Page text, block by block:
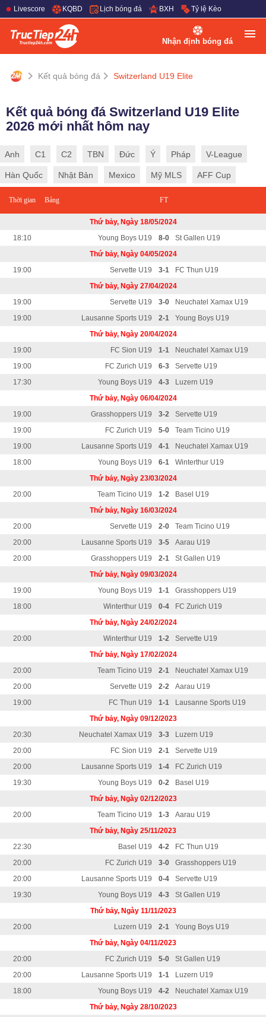
Livescore KQBD Lịch bóng đá BXH Tỷ lệ Kèo
Nhận định bóng đá
Kết quả bóng đá Switzerland U19 Elite
Kết quả bóng đá Switzerland U19 Elite
2026 mới nhất hôm nay
Anh C1 C2 TBN Đức Ý Pháp V-League
Hàn Quốc Nhật Bản Mexico Mỹ MLS AFF Cup
Thời gian Bảng FT
Thứ bảy, Ngày 18/05/2024
18:10
Young Boys U19 8-0
St Gallen U19
Thứ bảy, Ngày 04/05/2024
19:00
Servette U19 3-1
FC Thun U19
Thứ bảy, Ngày 27/04/2024
19:00
Servette U19 3-0
Neuchatel Xamax U19
19:00
Lausanne Sports U19 2-1
Young Boys U19
Thứ bảy, Ngày 20/04/2024
19:00
FC Sion U19 1-1
Neuchatel Xamax U19
19:00
FC Zurich U19 6-3
Servette U19
17:30
Young Boys U19 4-3
Luzern U19
Thứ bảy, Ngày 06/04/2024
19:00
Grasshoppers U19 3-2
Servette U19
19:00
FC Zurich U19 5-0
Team Ticino U19
19:00
Lausanne Sports U19 4-1
Neuchatel Xamax U19
18:00
Young Boys U19 6-1
Winterthur U19
Thứ bảy, Ngày 23/03/2024
20:00
Team Ticino U19 1-2
Basel U19
Thứ bảy, Ngày 16/03/2024
20:00
Servette U19 2-0
Team Ticino U19
20:00
Lausanne Sports U19 3-5
Aarau U19
20:00
Grasshoppers U19 2-1
St Gallen U19
Thứ bảy, Ngày 09/03/2024
19:00
Young Boys U19 1-1
Grasshoppers U19
18:00
Winterthur U19 0-4
FC Zurich U19
Thứ bảy, Ngày 24/02/2024
20:00
Winterthur U19 1-2
Servette U19
Thứ bảy, Ngày 17/02/2024
20:00
Team Ticino U19 2-1
Neuchatel Xamax U19
20:00
Servette U19 2-2
Aarau U19
19:00
FC Thun U19 1-1
Lausanne Sports U19
Thứ bảy, Ngày 09/12/2023
20:30
Neuchatel Xamax U19 3-3
Luzern U19
20:00
FC Sion U19 2-1
Servette U19
20:00
Lausanne Sports U19 1-4
FC Zurich U19
19:30
Young Boys U19 0-2
Basel U19
Thứ bảy, Ngày 02/12/2023
20:00
Team Ticino U19 1-3
Aarau U19
Thứ bảy, Ngày 25/11/2023
22:30
Basel U19 4-2
FC Thun U19
20:00
FC Zurich U19 3-0
Grasshoppers U19
20:00
Lausanne Sports U19 0-4
Servette U19
19:30
Young Boys U19 4-3
St Gallen U19
Thứ bảy, Ngày 11/11/2023
20:00
Luzern U19 2-1
Young Boys U19
Thứ bảy, Ngày 04/11/2023
20:00
FC Zurich U19 5-0
St Gallen U19
20:00
Lausanne Sports U19 1-1
Luzern U19
18:00
Young Boys U19 4-2
Neuchatel Xamax U19
Thứ bảy, Ngày 28/10/2023